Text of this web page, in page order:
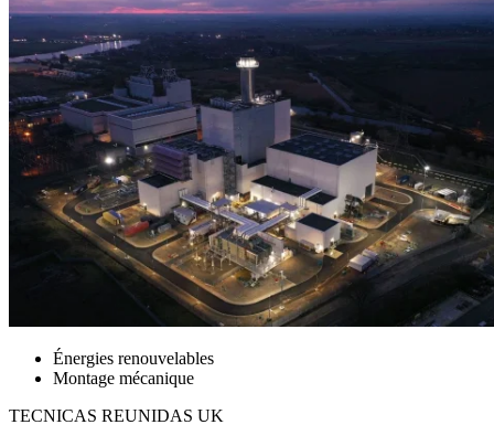
Énergies renouvelables
Montage mécanique
TECNICAS REUNIDAS UK